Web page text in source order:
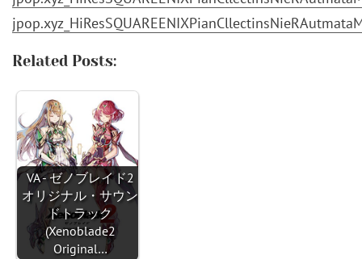
Related Posts:
VA - ゼノブレイド2
オリジナル・サウン
ドトラック
(Xenoblade2
Original…